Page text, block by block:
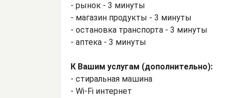
- рынок - 3 минуты
- магазин продукты - 3 минуты
- остановка транспорта - 3 минуты
- аптека - 3 минуты
К Вашим услугам (дополнительно):
- стиральная машина
- Wi-Fi интернет